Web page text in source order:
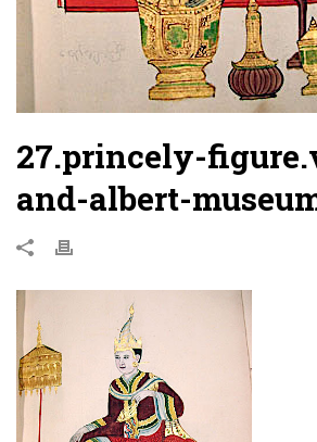
27.princely-
and-albert-